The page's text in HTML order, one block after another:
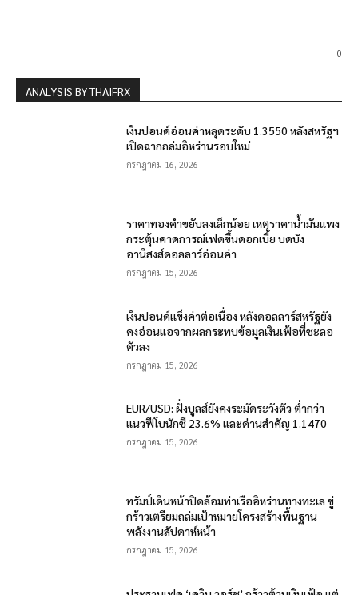
0
ANALYSIS BY THAIFRX
เงินปอนด์อ่อนค่าหลุดระดับ 1.3550 หลังสหรัฐฯ
เปิดฉากถล่มอิหร่านรอบใหม่
กรกฎาคม 16, 2026
ราคาทองคำขยับลงเล็กน้อย เหตุราคาน้ำมันแพง
กระตุ้นคาดการณ์เฟดขึ้นดอกเบี้ย บดบัง
อานิสงส์ดอลลาร์อ่อนค่า
กรกฎาคม 15, 2026
เงินปอนด์แข็งค่าต่อเนื่อง หลังดอลลาร์สหรัฐยัง
คงอ่อนแอจากผลกระทบข้อมูลเงินเฟ้อที่ชะลอ
ตัวลง
กรกฎาคม 15, 2026
EUR/USD: ฝั่งบูลส์ยังคงระมัดระวังตัว ต่ำกว่า
แนวฟีโบนักชี 23.6% และด่านสำคัญ 1.1470
กรกฎาคม 15, 2026
ทรัมป์เดินหน้าปิดล้อมท่าเรืออิหร่านทางทะเล ขู่
กร้าวเตรียมถล่มเป้าหมายโครงสร้างพื้นฐาน
พลังงานสัปดาห์หน้า
กรกฎาคม 15, 2026